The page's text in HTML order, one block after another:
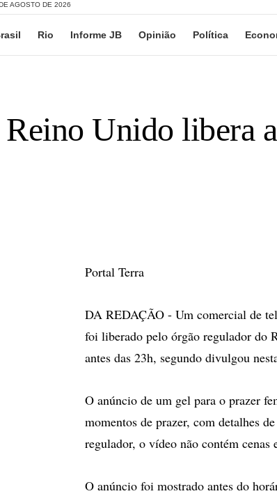
AGOSTO DE 2026
Rio Informe JB Opinião Política
Reino Unido libera
Portal Terra
DA REDAÇÃO - Um comercial de
foi liberado pelo órgão regulador do
antes das 23h, segundo divulgou
O anúncio de um gel para o prazer
momentos de prazer, com detalhes
regulador, o vídeo não contém cenas
O anúncio foi mostrado antes do